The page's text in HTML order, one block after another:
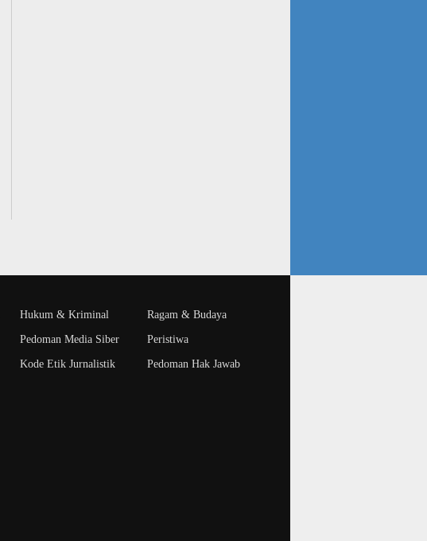
Hukum & Kriminal
Pedoman Media Siber
Kode Etik Jurnalistik
Ragam & Budaya
Peristiwa
Pedoman Hak Jawab